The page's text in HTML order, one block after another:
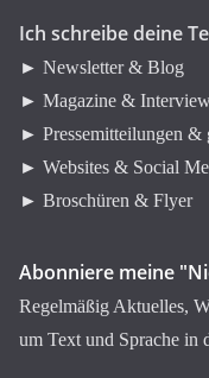
Ich schreibe deine
► Newsletter & Blog
► Magazine &
► Pressemitteilungen &
► Websites & Social
► Broschüren & Flyer
Abonniere meine
Regelmäßig Aktuelles,
um Text und Sprache in